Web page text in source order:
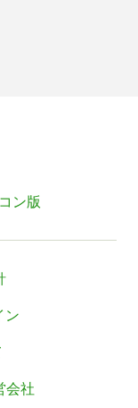
ン版
ン
会社